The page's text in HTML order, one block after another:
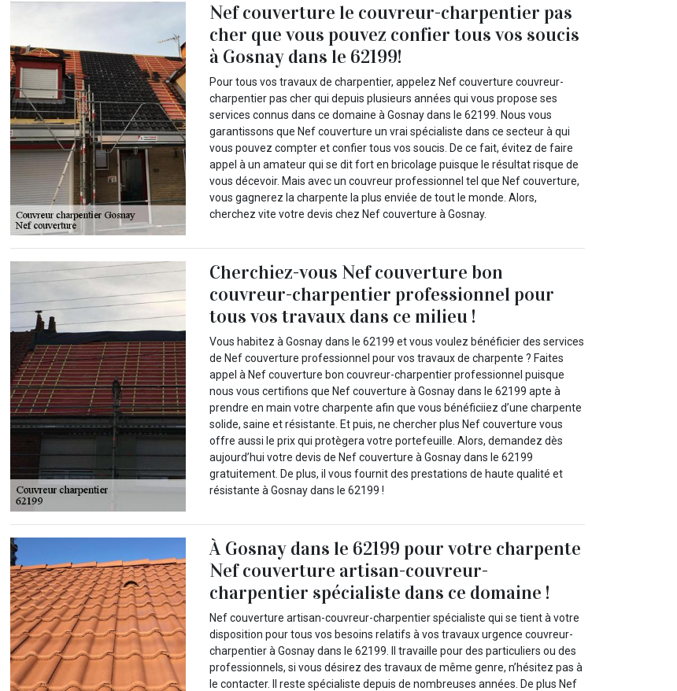
Nef couverture le couvreur-charpentier pas
cher que vous pouvez confier tous vos soucis
à Gosnay dans le 62199!
Pour tous vos travaux de charpentier, appelez Nef couverture couvreur-
charpentier pas cher qui depuis plusieurs années qui vous propose ses
services connus dans ce domaine à Gosnay dans le 62199. Nous vous
garantissons que Nef couverture un vrai spécialiste dans ce secteur à qui
vous pouvez compter et confier tous vos soucis. De ce fait, évitez de faire
appel à un amateur qui se dit fort en bricolage puisque le résultat risque de
vous décevoir. Mais avec un couvreur professionnel tel que Nef couverture,
vous gagnerez la charpente la plus enviée de tout le monde. Alors,
cherchez vite votre devis chez Nef couverture à Gosnay.
Cherchiez-vous Nef couverture bon
couvreur-charpentier professionnel pour
tous vos travaux dans ce milieu !
Vous habitez à Gosnay dans le 62199 et vous voulez bénéficier des services
de Nef couverture professionnel pour vos travaux de charpente ? Faites
appel à Nef couverture bon couvreur-charpentier professionnel puisque
nous vous certifions que Nef couverture à Gosnay dans le 62199 apte à
prendre en main votre charpente afin que vous bénéficiiez d’une charpente
solide, saine et résistante. Et puis, ne chercher plus Nef couverture vous
offre aussi le prix qui protègera votre portefeuille. Alors, demandez dès
aujourd’hui votre devis de Nef couverture à Gosnay dans le 62199
gratuitement. De plus, il vous fournit des prestations de haute qualité et
résistante à Gosnay dans le 62199 !
À Gosnay dans le 62199 pour votre charpente
Nef couverture artisan-couvreur-
charpentier spécialiste dans ce domaine !
Nef couverture artisan-couvreur-charpentier spécialiste qui se tient à votre
disposition pour tous vos besoins relatifs à vos travaux urgence couvreur-
charpentier à Gosnay dans le 62199. Il travaille pour des particuliers ou des
professionnels, si vous désirez des travaux de même genre, n’hésitez pas à
le contacter. Il reste spécialiste depuis de nombreuses années. De plus Nef